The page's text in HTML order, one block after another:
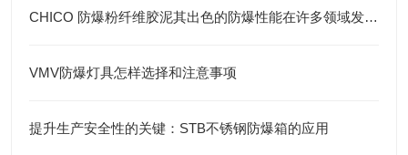
CHICO 防爆粉纤维胶泥其出色的防爆性能在许多领域发挥着重要的作用
VMV防爆灯具怎样选择和注意事项
提升生产安全性的关键：STB不锈钢防爆箱的应用